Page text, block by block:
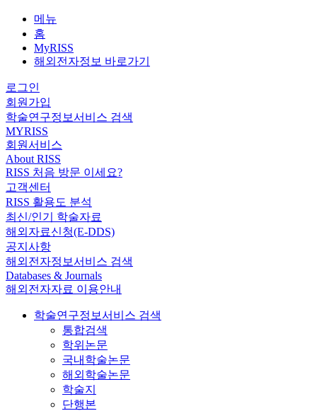
메뉴
홈
MyRISS
해외전자정보 바로가기
로그인
회원가입
학술연구정보서비스 검색
MYRISS
회원서비스
About RISS
RISS 처음 방문 이세요?
고객센터
RISS 활용도 분석
최신/인기 학술자료
해외자료신청(E-DDS)
공지사항
해외전자정보서비스 검색
Databases & Journals
해외전자자료 이용안내
학술연구정보서비스 검색
통합검색
학위논문
국내학술논문
해외학술논문
학술지
단행본